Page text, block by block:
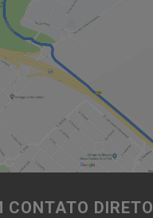
CONTATO DIRETO